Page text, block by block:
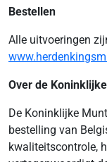
Bestellen
Alle uitvoeringen
Over de
De Koninklijke
bestelling van
kwaliteitscontrole,